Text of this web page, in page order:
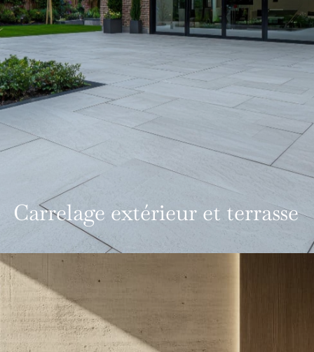
Carrelage extérieur et terrasse